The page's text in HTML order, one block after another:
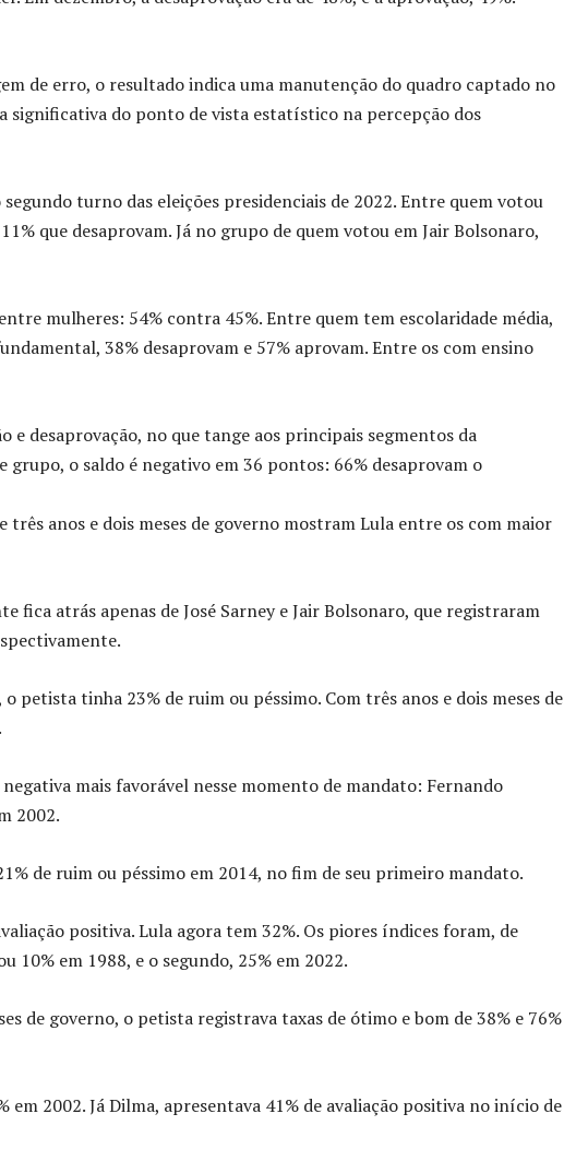
de erro, o resultado indica uma manutenção do quadro captado no
significativa do ponto de vista estatístico na percepção dos
turno das eleições presidenciais de 2022. Entre quem votou
que desaprovam. Já no grupo de quem votou em Jair Bolsonaro,
mulheres: 54% contra 45%. Entre quem tem escolaridade média,
38% desaprovam e 57% aprovam. Entre os com ensino
desaprovação, no que tange aos principais segmentos da
grupo, o saldo é negativo em 36 pontos: 66% desaprovam o
três anos e dois meses de governo mostram Lula entre os com maior
fica atrás apenas de José Sarney e Jair Bolsonaro, que registraram
petista tinha 23% de ruim ou péssimo. Com três anos e dois meses de
mais favorável nesse momento de mandato: Fernando
2002.
de ruim ou péssimo em 2014, no fim de seu primeiro mandato.
positiva. Lula agora tem 32%. Os piores índices foram, de
10% em 1988, e o segundo, 25% em 2022.
de governo, o petista registrava taxas de ótimo e bom de 38% e 76%
em 2002. Já Dilma, apresentava 41% de avaliação positiva no início de